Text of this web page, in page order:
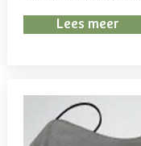
Lees meer